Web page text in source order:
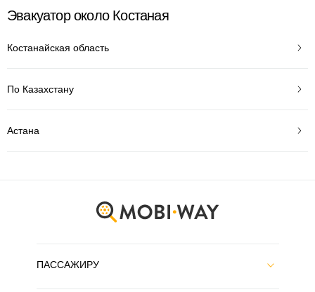
Эвакуатор около Костаная
Костанайская область
По Казахстану
Астана
ПАССАЖИРУ